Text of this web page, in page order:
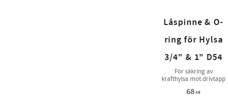
Låspinne & O-
ring för Hylsa
3/4" & 1" D54
För säkring av
krafthylsa mot drivtapp
68KR